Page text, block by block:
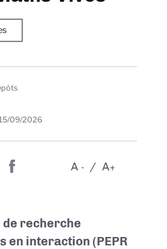
09/2026
-
A +
A
de recherche
en interaction (PEPR